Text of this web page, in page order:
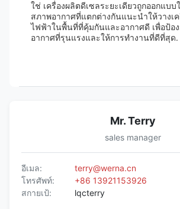
ใช่ เครื่องผลิตดีเซลระยะเดียวถูกออกแบ
สภาพอากาศที่แตกต่างกันแนะนําให้วางเค
ไฟฟ้าในพื้นที่ที่คุ้มกันและอากาศดี เพื่อป้อ
อากาศที่รุนแรงและให้การทํางานที่ดีที่สุด.
Mr. Terry
sales manager
อีเมล:
terry@werna.cn
โทรศัพท์:
+86 13921153926
สกายเป้:
lqcterry